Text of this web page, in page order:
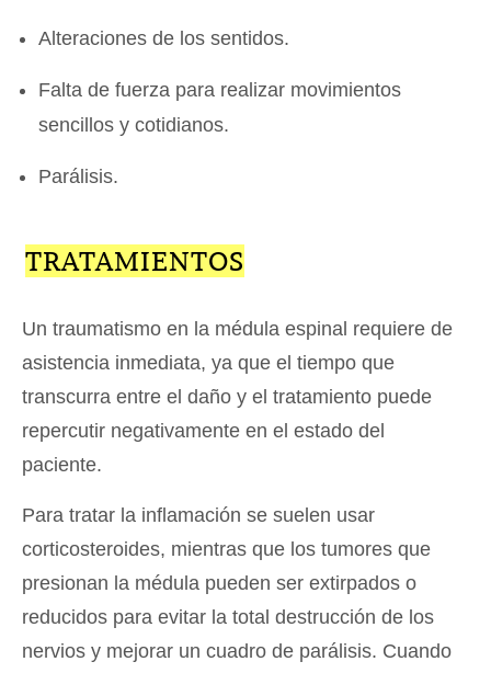
Alteraciones de los sentidos.
Falta de fuerza para realizar movimientos
sencillos y cotidianos.
Parálisis.
TRATAMIENTOS
Un traumatismo en la médula espinal requiere de
asistencia inmediata, ya que el tiempo que
transcurra entre el daño y el tratamiento puede
repercutir negativamente en el estado del
paciente.
Para tratar la inflamación se suelen usar
corticosteroides, mientras que los tumores que
presionan la médula pueden ser extirpados o
reducidos para evitar la total destrucción de los
nervios y mejorar un cuadro de parálisis. Cuando